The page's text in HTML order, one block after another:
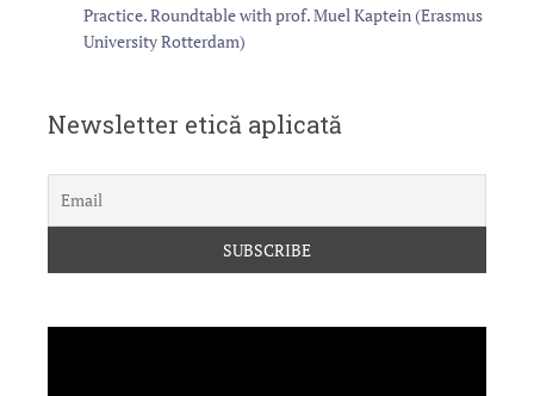
Practice. Roundtable with prof. Muel Kaptein (Erasmus
University Rotterdam)
Newsletter etică aplicată